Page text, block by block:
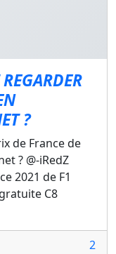
?
de France de
? @-iRedZ
2021 de F1
C8
2